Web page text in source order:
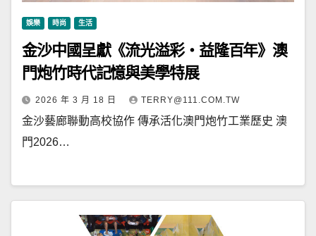
娛樂 時尚 生活
金沙中國呈獻《流光溢彩‧益隆百年》澳
門炮竹時代記憶與美學特展
2026 年 3 月 18 日 TERRY@111.COM.TW
金沙藝廊聯動高校協作 傳承活化澳門炮竹工業歷史 澳
門2026…